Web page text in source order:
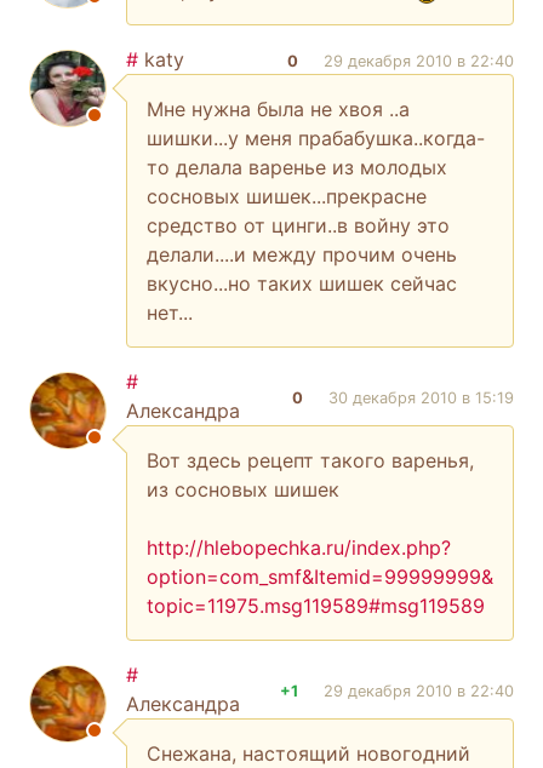
# katy 0 29 декабря 2010 в 22:40
Мне нужна была не хвоя ..а
шишки...у меня прабабушка..когда-
то делала варенье из молодых
сосновых шишек...прекрасне
средство от цинги..в войну это
делали....и между прочим очень
вкусно...но таких шишек сейчас
нет...
#
Александра
0 30 декабря 2010 в 15:19
Вот здесь рецепт такого варенья,
из сосновых шишек
http://hlebopechka.ru/index.php?
option=com_smf&Itemid=99999999&
topic=11975.msg119589#msg119589
#
Александра
+1 29 декабря 2010 в 22:40
Снежана, настоящий новогодний